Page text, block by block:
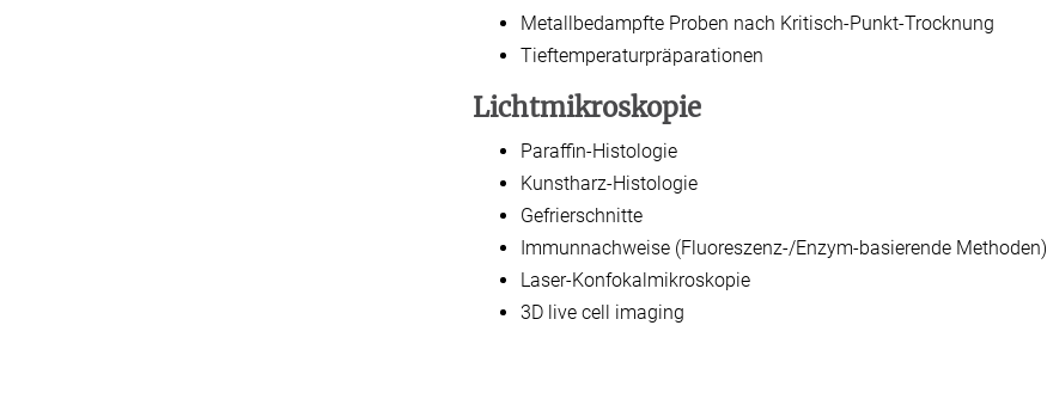
Metallbedampfte Proben nach Kritisch-Punkt-Trocknung
Tieftemperaturpräparationen
Lichtmikroskopie
Paraffin-Histologie
Kunstharz-Histologie
Gefrierschnitte
Immunnachweise (Fluoreszenz-/Enzym-basierende Methoden)
Laser-Konfokalmikroskopie
3D live cell imaging